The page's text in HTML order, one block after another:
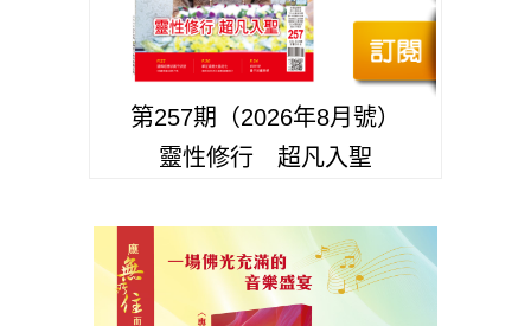
第257期（2026年8月號）
靈性修行 超凡入聖